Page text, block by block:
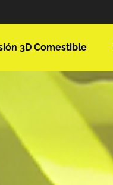
3D Comestible